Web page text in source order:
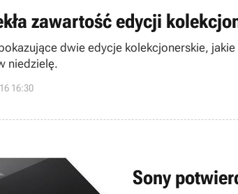
zawartość edycji
dwie edycje kolekcjonerskie,
niedzielę.
16:30
Sony